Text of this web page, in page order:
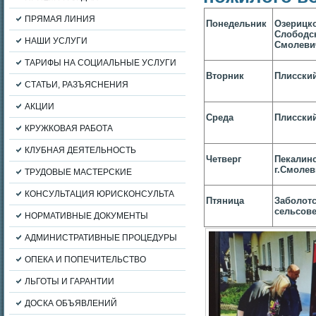
ПРЯМАЯ ЛИНИЯ
НАШИ УСЛУГИ
ТАРИФЫ НА СОЦИАЛЬНЫЕ УСЛУГИ
СТАТЬИ, РАЗЪЯСНЕНИЯ
АКЦИИ
КРУЖКОВАЯ РАБОТА
КЛУБНАЯ ДЕЯТЕЛЬНОСТЬ
ТРУДОВЫЕ МАСТЕРСКИЕ
КОНСУЛЬТАЦИЯ ЮРИСКОНСУЛЬТА
НОРМАТИВНЫЕ ДОКУМЕНТЫ
АДМИНИСТРАТИВНЫЕ ПРОЦЕДУРЫ
ОПЕКА И ПОПЕЧИТЕЛЬСТВО
ЛЬГОТЫ И ГАРАНТИИ
ДОСКА ОБЪЯВЛЕНИЙ
Понедельник
Вторник
Среда
Четверг
Птяница